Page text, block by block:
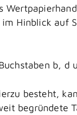
Hinblick
b, d
besteht,
begründete